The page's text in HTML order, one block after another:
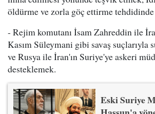
öldürme ve zorla göç ettirme
- Rejim komutanı İsam Zahreddin ile
Kasım Süleymani gibi savaş suçlarıyla
ve Rusya ile İran'ın Suriye'ye askeri
desteklemek.
Eski Suriye